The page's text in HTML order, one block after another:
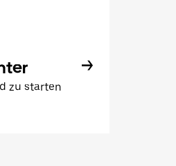
zu starten